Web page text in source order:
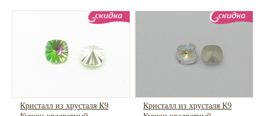
Кристалл из хрусталя К9
Кристалл из хрусталя К9